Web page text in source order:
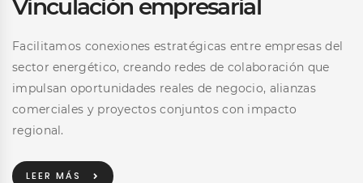
Vinculación empresarial
Facilitamos conexiones estratégicas entre empresas del
sector energético, creando redes de colaboración que
impulsan oportunidades reales de negocio, alianzas
comerciales y proyectos conjuntos con impacto
regional.
LEER MÁS